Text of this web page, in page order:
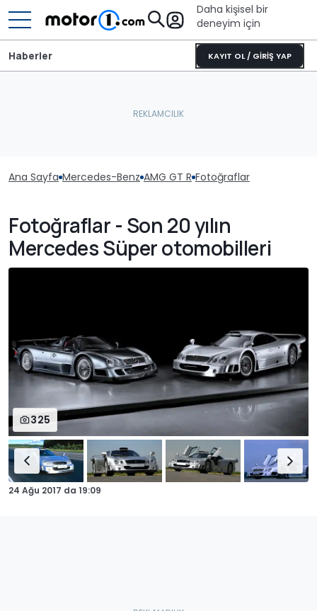
Daha kişisel bir
deneyim için
KAYIT OL / GİRİŞ YAP
Haberler
Ana Sayfa Mercedes-Benz AMG GT R Fotoğraflar
Fotoğraflar - Son 20 yılın
Mercedes Süper otomobilleri
325
24 Ağu 2017 da 19:09